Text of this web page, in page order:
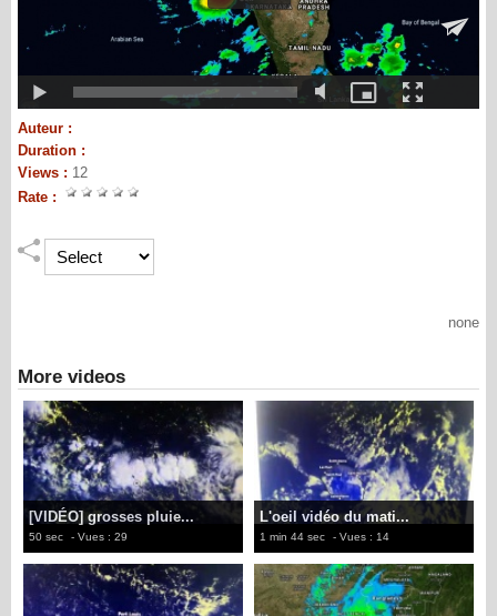
Auteur :
Duration :
Views : 12
Rate :
none
More videos
[VIDÉO] grosses pluie...
50 sec - Vues : 29
L'oeil vidéo du mati...
1 min 44 sec - Vues : 14